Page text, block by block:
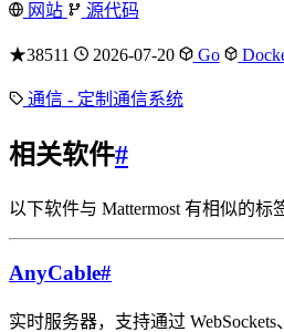
网站 源代码
★38511 2026-07-20 Go
通信 - 定制通信系统
相关软件#
以下软件与 Mattermost 有相似的标
AnyCable#
实时服务器，支持通过